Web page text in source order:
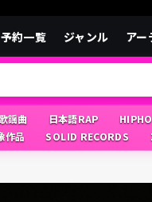
予約一覧 ジャンル アー
謡曲 日本語RAP
作品
SOLID RECORDS